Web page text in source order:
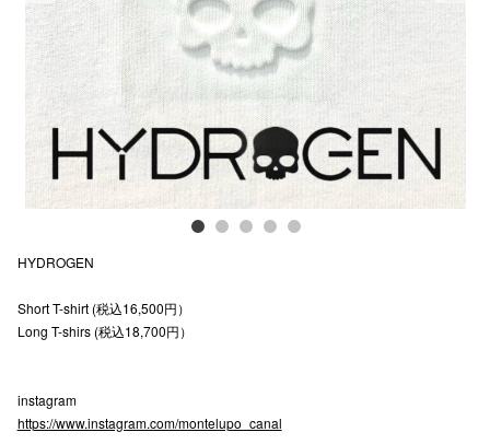
Previous
HYDROGEN
Short T-shirt (税込16,500円）
Long T-shirs (税込18,700円）
instagram
https://www.instagram.com/montelupo_canal
スタッ
電話で
公式SNS